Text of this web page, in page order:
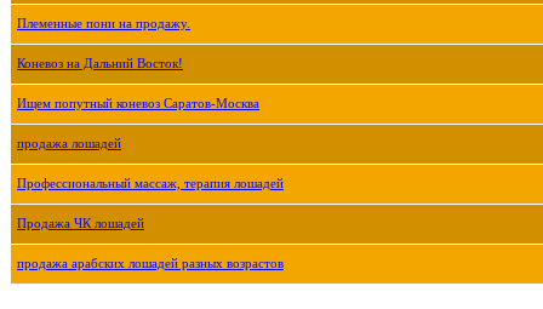
Племенные пони на продажу.
Коневоз на Дальний Восток!
Ищем попутный коневоз Саратов-Москва
продажа лошадей
Профессиональный массаж, терапия лошадей
Продажа ЧК лошадей
продажа арабских лошадей разных возрастов